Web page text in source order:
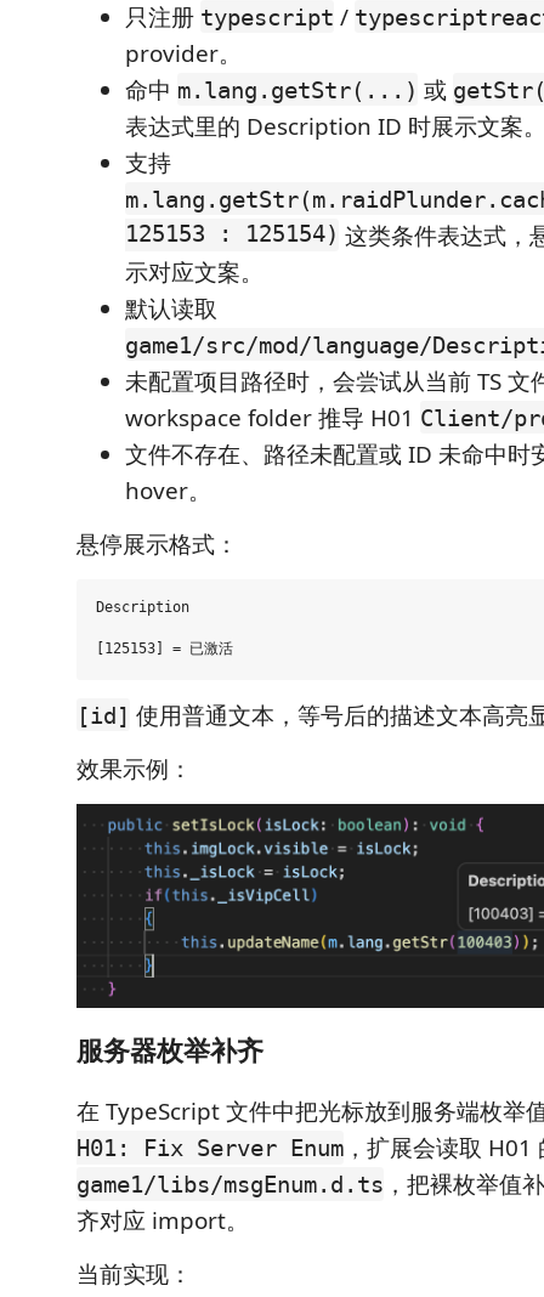
只注册 typescript /
provider。
命中 m.lang.getStr(...) 或
表达式里的 Description ID 时展示文案
支持
125153 : 125154) 这类条件表达式，
示对应文案。
默认读取
game1/src/mod/language/
未配置项目路径时，会尝试从当前 TS 文
workspace folder 推导 H01 Client/
文件不存在、路径未配置或 ID 未命中时
hover。
悬停展示格式：
Description
[id] 使用普通文本，等号后的描述文本高亮
效果示例：
服务器枚举补齐
在 TypeScript 文件中把光标放到服务端枚举
H01: Fix Server Enum ，扩展会读取 H01
game1/libs/msgEnum.d.ts ，把裸枚举值
齐对应 import。
当前实现：